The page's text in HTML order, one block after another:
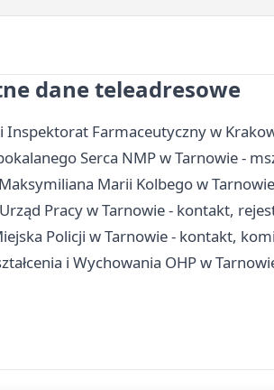
dane teleadresowe
Inspektorat Farmaceutyczny w
Serca NMP w Tarnowie -
Marii Kolbego w
Pracy w Tarnowie - kontakt,
Policji w Tarnowie - kontakt,
i Wychowania OHP w